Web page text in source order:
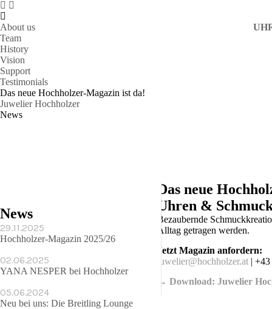
About us
Team
History
Vision
Support
Testimonials
Das neue Hochholzer-Magazin ist da!
Juwelier Hochholzer
News
Das neue
Uhren &
Bezaubernde
Alltag getragen werden.
Jetzt Magazin anfordern:
juwelier@hochholzer.at| +43
→ Download: Juwelier
News
29.11.2025
Hochholzer-Magazin 2025/26
02.06.2025
YANA NESPER bei Hochholzer
05.06.2024
Neu bei uns: Die Breitling Lounge